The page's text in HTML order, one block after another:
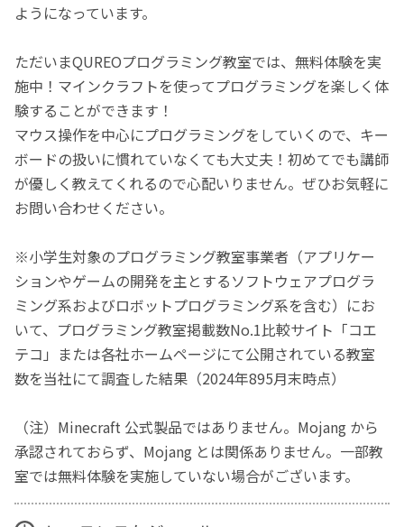
ようになっています。
ただいまQUREOプログラミング教室では、無料体験を実
施中！マインクラフトを使ってプログラミングを楽しく体
験することができます！
マウス操作を中心にプログラミングをしていくので、キー
ボードの扱いに慣れていなくても大丈夫！初めてでも講師
が優しく教えてくれるので心配いりません。ぜひお気軽に
お問い合わせください。
※小学生対象のプログラミング教室事業者（アプリケー
ションやゲームの開発を主とするソフトウェアプログラ
ミング系およびロボットプログラミング系を含む）にお
いて、プログラミング教室掲載数No.1比較サイト「コエ
テコ」または各社ホームページにて公開されている教室
数を当社にて調査した結果（2024年895月末時点）
（注）Minecraft 公式製品ではありません。Mojang から
承認されておらず、Mojang とは関係ありません。一部教
室では無料体験を実施していない場合がございます。